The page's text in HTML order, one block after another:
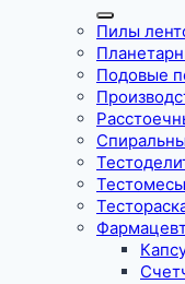
Пилы
Подовые
Тестомесы